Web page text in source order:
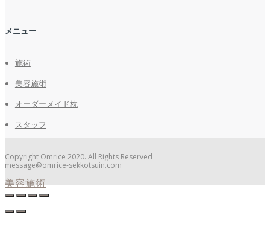
美容施術
メニュー
施術
美容施術
オーダーメイド枕
スタッフ
Copyright Omrice 2020. All Rights Reserved
message@omrice-sekkotsuin.com